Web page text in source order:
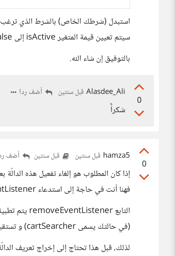
استبدل (شرطك الخاص) بالشرط الذي ترغب
سيتم تعيين قيمة المتغير isActive إلى false، وهذا سيؤدي إلى إيقاف تشغيل الدالة عند كل استدعاء لها بعد ذلك.
بالتوفيق إن شاء الله.
0
Alasdee_Ali قبل سنتين أضف ردا
شكراًً
0
hamza5 قبل سنتين قبل سنتين أضف
إذا كان المطلوب هو إلغاء تفعيل هذه
فهنا أنت في حاجة إلى استدعاء removeEventListener لإلغاء استدعاء تلك الدالّة عند تحقق ذلك الشرط.
(في حالتك يسمى cartSearcher) و تستقبل وسيطين: الدالّة التي يجب تعطيلها، واسم الحدث الذي يجب تعطيلها منه.